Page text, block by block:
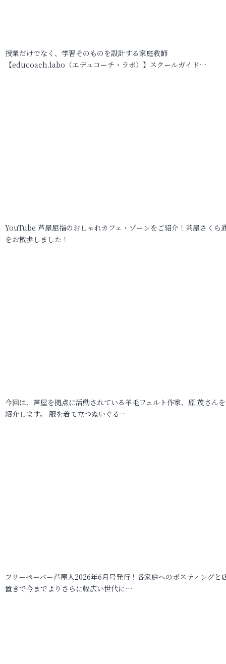
授業だけでなく、学習そのものを設計する家庭教師
【educoach.labo（エデュコーチ・ラボ）】スクールガイド…
YouTube 芦屋屈指のおしゃれカフェ・ゾーンをご紹介！茶屋さくら
をお散歩しました！
今回は、芦屋を拠点に活動されている羊毛フェルト作家、原 茂さん
紹介します。 服を着て立つぬいぐる…
フリーペーパー芦屋人2026年6月号発行！各家庭へのポスティングと
置きで今までよりさらに幅広い世代に…